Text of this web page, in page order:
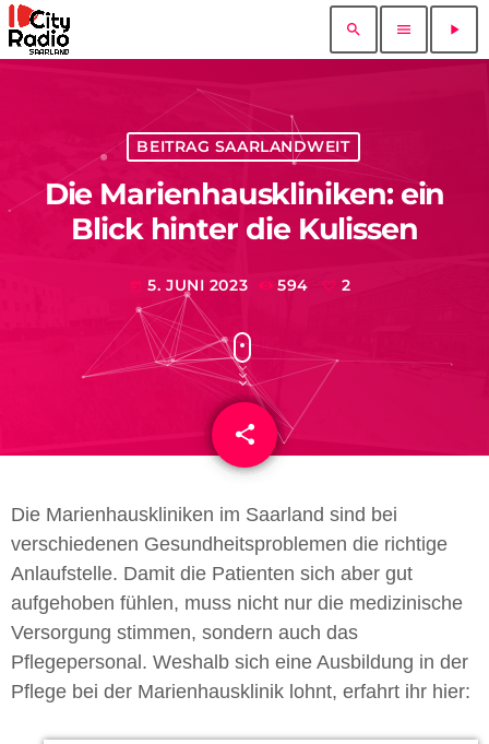
search menu play_arrow
BEITRAG SAARLANDWEIT
Die Marienhauskliniken: ein
Blick hinter die Kulissen
today 5. JUNI 2023 594 2
share
email
Die Marienhauskliniken im Saarland sind bei
verschiedenen Gesundheitsproblemen die richtige
Anlaufstelle. Damit die Patienten sich aber gut
aufgehoben fühlen, muss nicht nur die medizinische
Versorgung stimmen, sondern auch das
Pflegepersonal. Weshalb sich eine Ausbildung in der
Pflege bei der Marienhausklinik lohnt, erfahrt ihr hier: